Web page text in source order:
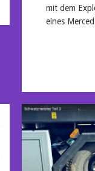
mit dem
eines